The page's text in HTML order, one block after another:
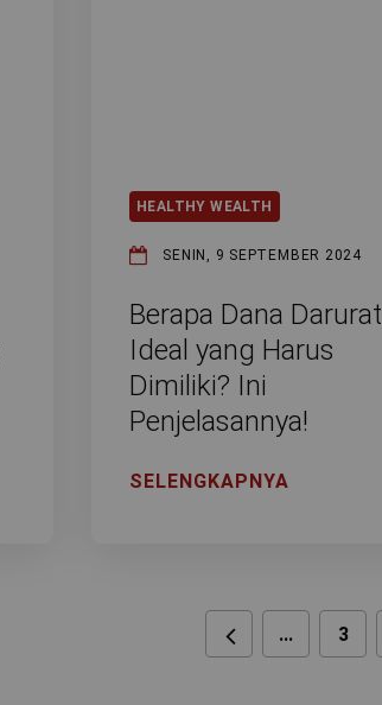
HEALTHY WEALTH
SENIN, 9 SEPTEMBER 2024
Berapa Dana Darurat
Ideal yang Harus
Dimiliki? Ini
Penjelasannya!
SELENGKAPNYA
... 3